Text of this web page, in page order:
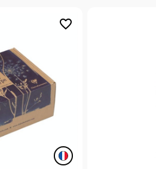
favorite_border